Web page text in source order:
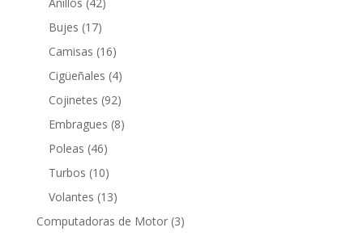
Bujes 1717
productos
Camisas 1616
productos
Cigüeñales 44
productos
Cojinetes 9292
productos
Embragues 88
Poleas 4646
productos
Turbos 1010
productos
Volantes 1313
productos
Computadoras de Motor 33